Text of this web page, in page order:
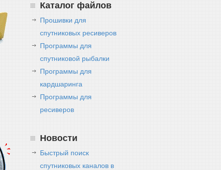
Каталог файлов
Прошивки для
спутниковых ресиверов
Программы для
спутниковой рыбалки
Программы для
кардшаринга
Программы для
ресиверов
Новости
Быстрый поиск
спутниковых каналов в